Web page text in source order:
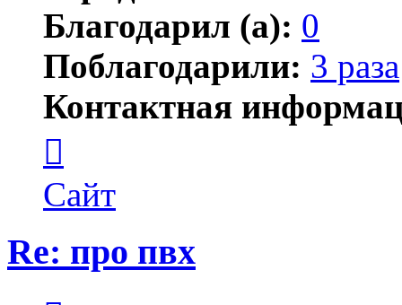
Благодарил (а): 0
Поблагодарили: 3 раза
Контактная
пользователя
chemist-
54
Сайт
Re: про пвх